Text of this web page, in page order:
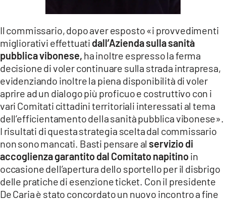
Il commissario, dopo aver esposto «i provvedimenti
migliorativi effettuati dall’Azienda sulla sanità
pubblica vibonese, ha inoltre espresso la ferma
decisione di voler continuare sulla strada intrapresa,
evidenziando inoltre la piena disponibilità di voler
aprire ad un dialogo più proficuo e costruttivo con i
vari Comitati cittadini territoriali interessati al tema
dell’efficientamento della sanità pubblica vibonese».
I risultati di questa strategia scelta dal commissario
non sono mancati. Basti pensare al servizio di
accoglienza garantito dal Comitato napitinoin
occasione dell’apertura dello sportello per il disbrigo
delle pratiche di esenzione ticket. Con il presidente
De Caria è stato concordato un nuovo incontro a fine